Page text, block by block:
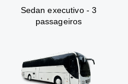
Sedan executivo - 3
passageiros